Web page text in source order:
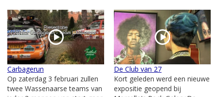
Carbagerun
Op zaterdag 3 februari zullen
twee Wassenaarse teams van
De Club van 27
Kort geleden werd een nieuwe
expositie geopend bij